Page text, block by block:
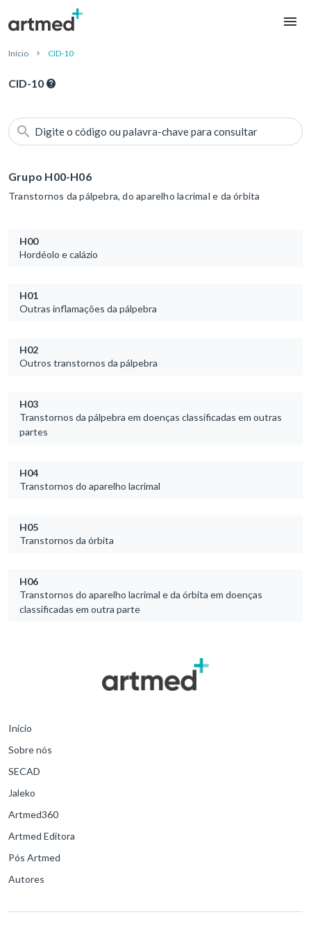
Início CID-10
CID-10
Digite o código ou palavra-chave para consultar
Grupo H00-H06
Transtornos da pálpebra, do aparelho lacrimal e da órbita
H00
Hordéolo e calázio
H01
Outras inflamações da pálpebra
H02
Outros transtornos da pálpebra
H03
Transtornos da pálpebra em doenças classificadas em outras
partes
H04
Transtornos do aparelho lacrimal
H05
Transtornos da órbita
H06
Transtornos do aparelho lacrimal e da órbita em doenças
classificadas em outra parte
Início
Sobre nós
SECAD
Jaleko
Artmed360
Artmed Editora
Pós Artmed
Autores